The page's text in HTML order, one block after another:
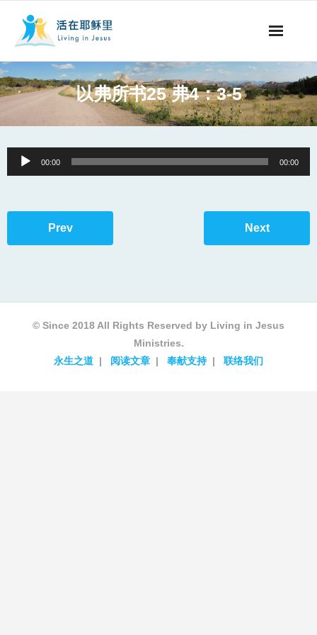
事工概要
阅读文章
以弗所书25 弗4：3-5
Audio
Player
00:00 00:00
Prev Next
© Since 2018 All Rights Reserved by Living in Jesus
Ministries.
永生之道
阅读文章 奉献支持 联络我们